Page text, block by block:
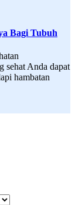
Bagi Tubuh
sehat Anda dapat
hambatan